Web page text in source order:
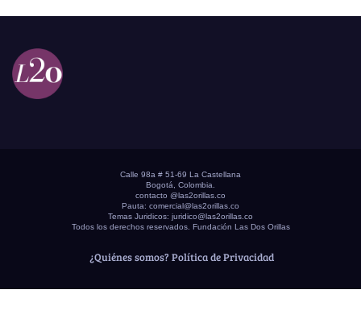
Calle 98a # 51-69 La Castellana
Bogotá, Colombia.
contacto @las2orillas.co
Pauta: comercial@las2orillas.co
Temas Juridicos: juridico@las2orillas.co
Todos los derechos reservados. Fundación Las Dos Orillas
¿Quiénes somos? Política de Privacidad